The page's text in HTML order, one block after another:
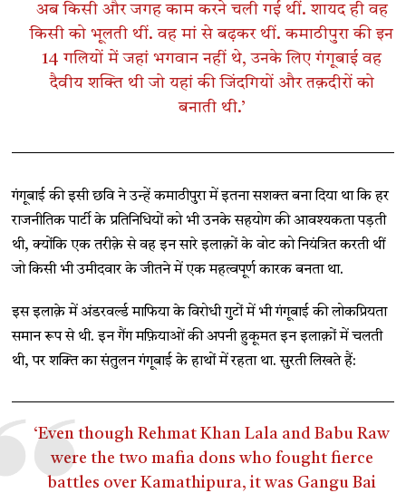
अब किसी और जगह काम करने चली गई थीं. शायद ही वह
किसी को भूलती थीं. वह मां से बढ़कर थीं. कमाठीपुरा की इन
14 गलियों में जहां भगवान नहीं थे, उनके लिए गंगूबाई वह
दैवीय शक्ति थी जो यहां की जिंदगियों और तक़दीरों को
बनाती थी.’
गंगूबाई की इसी छवि ने उन्हें कमाठीपुरा में इतना सशक्त बना दिया था कि हर
राजनीतिक पार्टी के प्रतिनिधियों को भी उनके सहयोग की आवश्यकता पड़ती
थी, क्योंकि एक तरीक़े से वह इन सारे इलाक़ों के वोट को नियंत्रित करती थीं
जो किसी भी उमीदवार के जीतने में एक महत्वपूर्ण कारक बनता था.
इस इलाक़े में अंडरवर्ल्ड माफिया के विरोधी गुटों में भी गंगूबाई की लोकप्रियता
समान रूप से थी. इन गैंग मफ़ियाओं की अपनी हुकूमत इन इलाक़ों में चलती
थी, पर शक्ति का संतुलन गंगूबाई के हाथों में रहता था. सुरती लिखते हैं:
‘Even though Rehmat Khan Lala and Babu Raw
were the two mafia dons who fought fierce
battles over Kamathipura, it was Gangu Bai